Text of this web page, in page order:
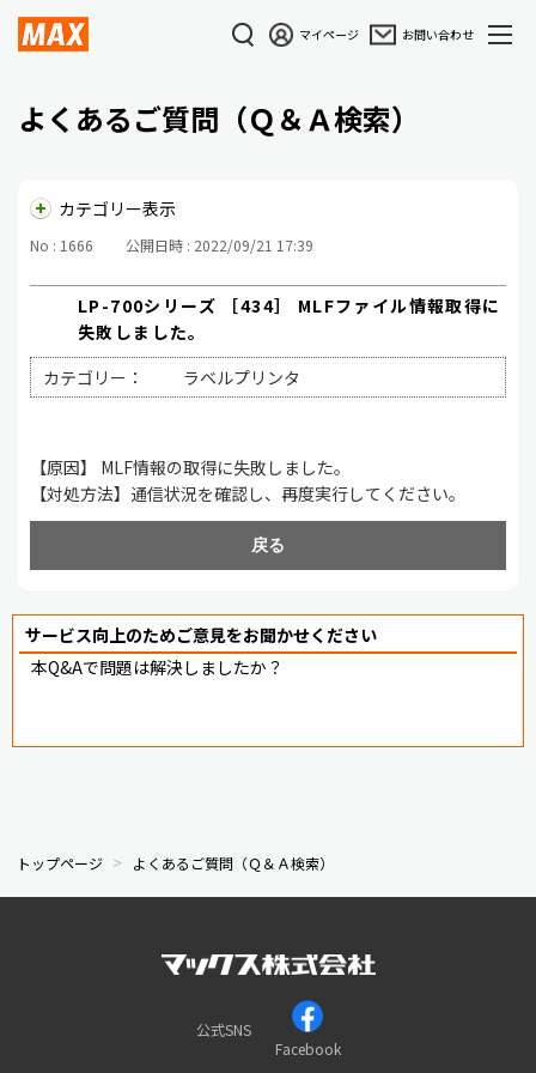
マイページ お問い合わせ
よくあるご質問（Ｑ＆Ａ検索）
カテゴリー表示
No : 1666 公開日時 : 2022/09/21 17:39
LP-700シリーズ ［434］ MLFファイル情報取得に
失敗しました。
カテゴリー：
ラベルプリンタ
【原因】 MLF情報の取得に失敗しました。
【対処方法】通信状況を確認し、再度実行してください。
戻る
サービス向上のためご意見をお聞かせください
本Q&Aで問題は解決しましたか？
トップページ よくあるご質問（Ｑ＆Ａ検索）
公式SNS
Facebook